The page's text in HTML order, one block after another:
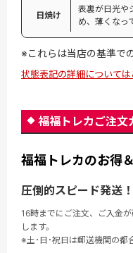
日焼け
表裏が日光や
め、薄くなっ
※これらは当店の基準で
状態表記の詳細について
福福トレカご注文
福福トレカのお得
圧倒的スピード発送！
16時までにご注文、ご入金
します。
※土･日･祝日は郵送機関の都